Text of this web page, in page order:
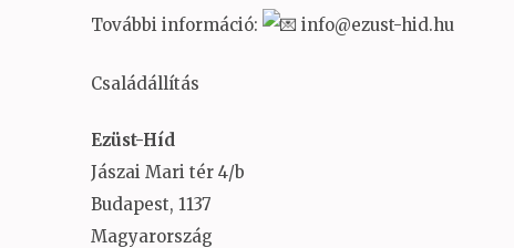
További információ: info@ezust-hid.hu
Családállítás
Ezüst-Híd
Jászai Mari tér 4/b
Budapest, 1137
Magyarország